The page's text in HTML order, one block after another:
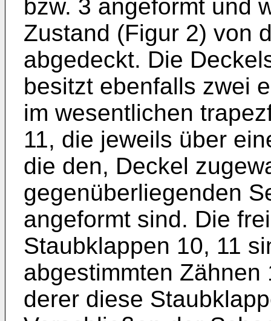
bzw. 3 angeformt und
Zustand (Figur 2) von
abgedeckt. Die
besitzt ebenfalls zwei
im wesentlichen
11, die jeweils über
die den, Deckel
gegenüberliegenden
angeformt sind. Die
Staubklappen 10, 11
abgestimmten
derer diese